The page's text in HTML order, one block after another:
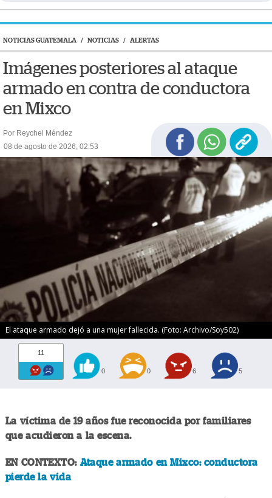
NOTICIAS GUATEMALA / NOTICIAS / ALERTAS
Imágenes posteriores al ataque
armado en contra de conductora
en Mixco
Por Reychel Méndez
08 de agosto de 2026, 02:53
El ataque armado dejó a una mujer fallecida. (Foto: Archivo/Soy502)
11
0 0 6 5
La víctima de 19 años fue reconocida por familiares
que acudieron a la escena.
EN CONTEXTO: Ataque armado en Mixco: conductora
pierde la vida